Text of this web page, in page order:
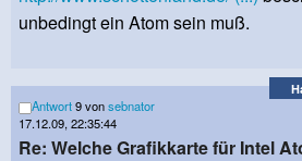
unbedingt ein Atom sein muß.
Antwort9 vonsebnator
17.12.09, 22:35:44
Re: Welche Grafikkarte für Intel